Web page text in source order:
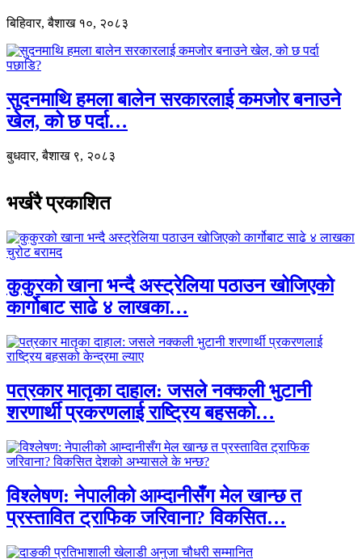
बिहिवार, बैशाख १०, २०८३
सुदनमाथि हमला बालेन सरकारलाई कमजोर बनाउने
खेल, को छ पर्दा…
बुधवार, बैशाख ९, २०८३
भर्खरै प्रकाशित
कुकुरको खाना भन्दै अस्ट्रेलिया पठाउन खोजिएको
कार्गोबाट साढे ४ लाखका…
पत्रकार मातृका दाहाल: जसले नक्कली भुटानी
शरणार्थी प्रकरणलाई राष्ट्रिय बहसको…
विश्लेषण: नेपालीको आम्दानीसँग मेल खान्छ त
प्रस्तावित ट्राफिक जरिवाना? विकसित…